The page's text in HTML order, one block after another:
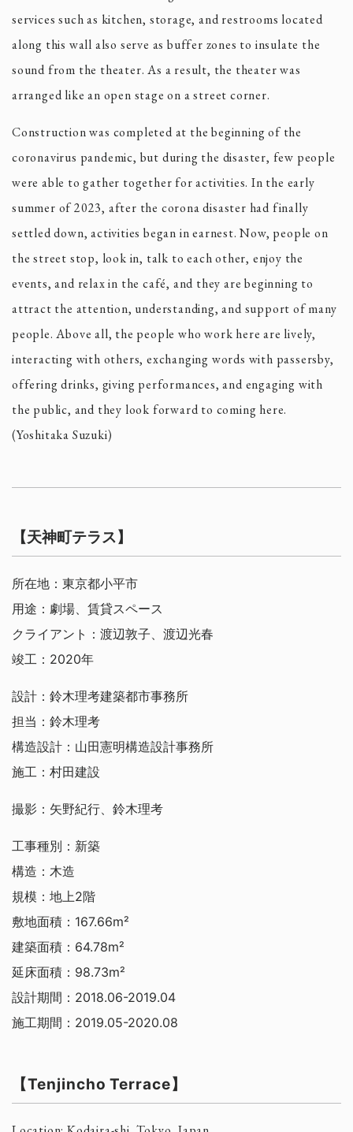
services such as kitchen, storage, and restrooms located
along this wall also serve as buffer zones to insulate the
sound from the theater. As a result, the theater was
arranged like an open stage on a street corner.
​​Construction was completed at the beginning of the
coronavirus pandemic, but during the disaster, few people
were able to gather together for activities. In the early
summer of 2023, after the corona disaster had finally
settled down, activities began in earnest. Now, people on
the street stop, look in, talk to each other, enjoy the
events, and relax in the café, and they are beginning to
attract the attention, understanding, and support of many
people. Above all, the people who work here are lively,
interacting with others, exchanging words with passersby,
offering drinks, giving performances, and engaging with
the public, and they look forward to coming here.
(Yoshitaka Suzuki)
【天神町テラス】
所在地：東京都小平市
用途：劇場、賃貸スペース
クライアント：渡辺敦子、渡辺光春
竣工：2020年
設計：鈴木理考建築都市事務所
担当：鈴木理考
構造設計：山田憲明構造設計事務所
施工：村田建設
撮影：矢野紀行、鈴木理考
工事種別：新築
構造：木造
規模：地上2階
敷地面積：167.66m²
建築面積：64.78m²
延床面積：98.73m²
設計期間：2018.06-2019.04
施工期間：2019.05-2020.08
【Tenjincho Terrace】
鈴木理考建築都市事務所